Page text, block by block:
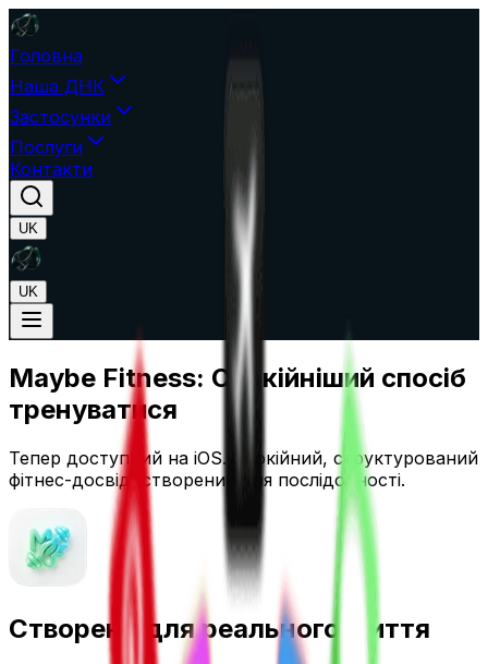
Головна
Наша ДНК
Застосунки
Послуги
Контакти
UK
UK
Maybe Fitness: Спокійніший спосіб
тренуватися
Тепер доступний на iOS. Спокійний, структурований
фітнес-досвід, створений для послідовності.
Створено дляреального життя